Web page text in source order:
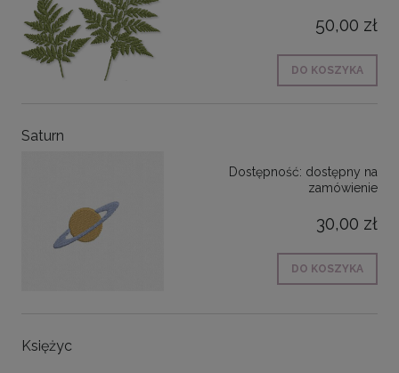
50,00 zł
DO KOSZYKA
Saturn
Dostępność: dostępny na
zamówienie
30,00 zł
DO KOSZYKA
Księżyc